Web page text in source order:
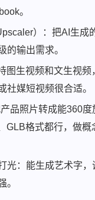
。
）：把AI生成
的输出需求。
图生视频和文生视频
社媒短视频很合适。
品照片转成能360度
GLB格式都行，做概
光：能生成艺术字，
。